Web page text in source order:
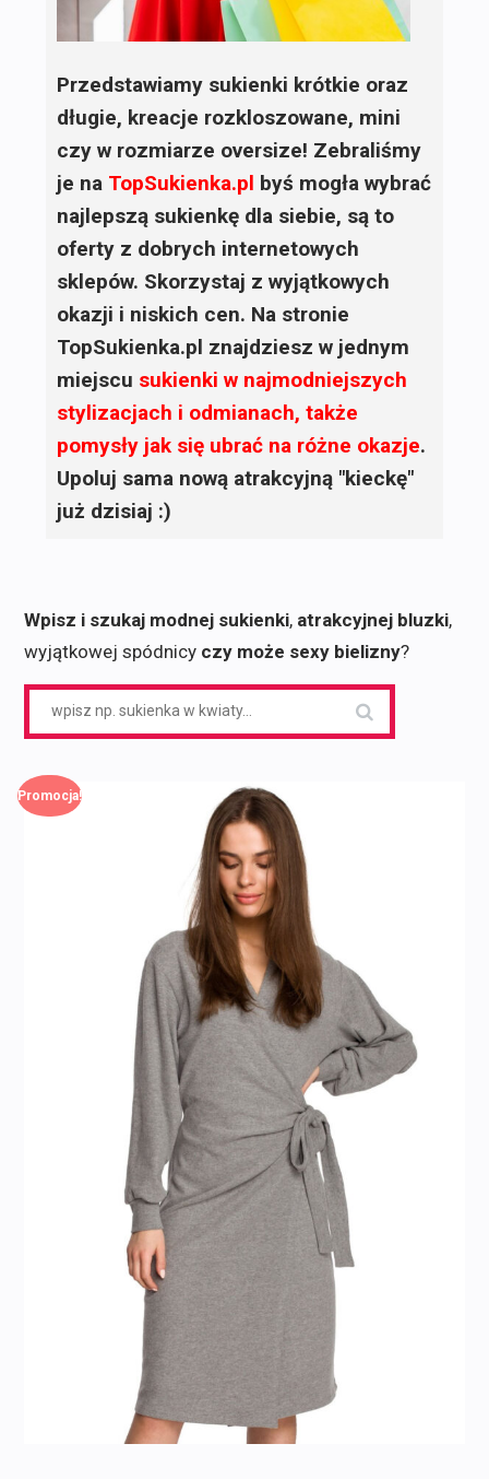
Przedstawiamy sukienki krótkie oraz
długie, kreacje rozkloszowane, mini
czy w rozmiarze oversize! Zebraliśmy
je na TopSukienka.pl byś mogła wybrać
najlepszą sukienkę dla siebie, są to
oferty z dobrych internetowych
sklepów. Skorzystaj z wyjątkowych
okazji i niskich cen. Na stronie
TopSukienka.pl znajdziesz w jednym
miejscu sukienki w najmodniejszych
stylizacjach i odmianach, także
pomysły jak się ubrać na różne okazje.
Upoluj sama nową atrakcyjną "kieckę"
już dzisiaj :)
Wpisz i szukaj modnej sukienki, atrakcyjnej bluzki,
wyjątkowej spódnicy czy może sexy bielizny?
Promocja!